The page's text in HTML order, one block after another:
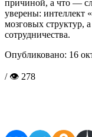
причиной, а что —
уверены: интеллект
мозговых структур,
сотрудничества.
Опубликовано: 16
/ 👁 278